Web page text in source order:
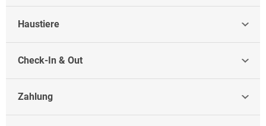
Haustiere
Check-In & Out
Zahlung